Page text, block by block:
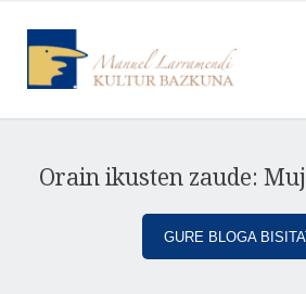
Orain ikusten zaude:
GURE BLOGA